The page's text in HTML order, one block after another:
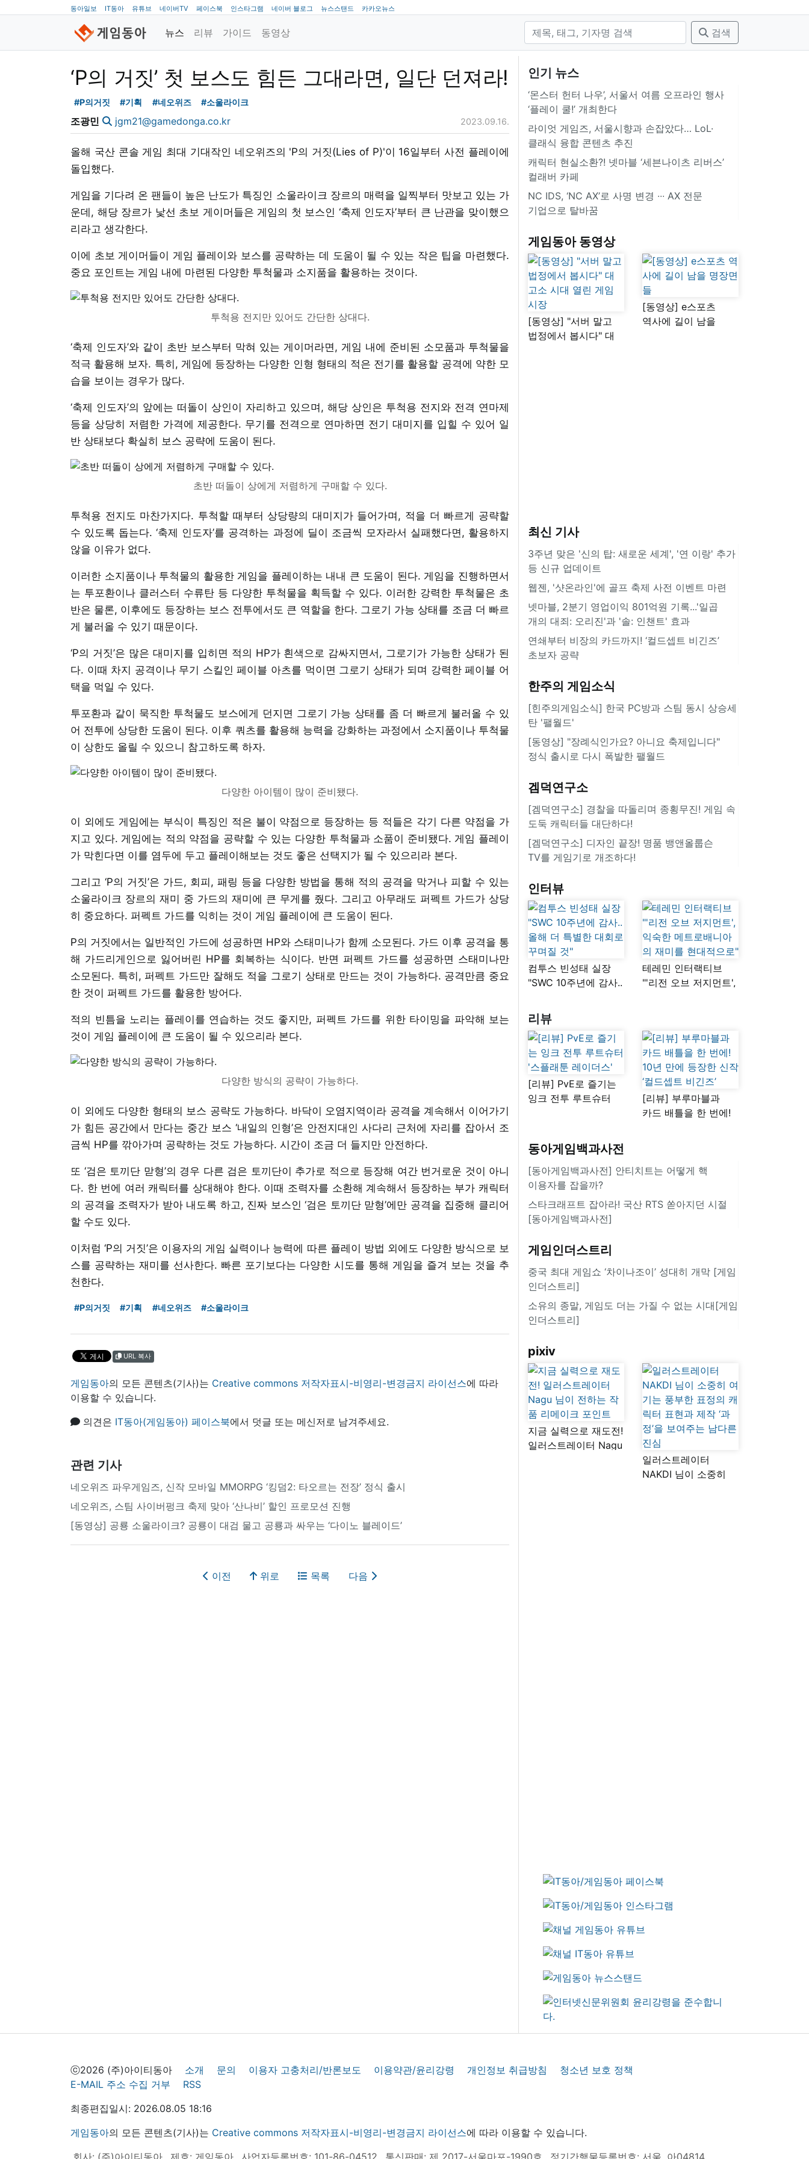
동아일보 IT동아 유튜브 네이버TV 페이스북 인스타그램 네이버 블로그 뉴스스탠드 카카오뉴스
뉴스 리뷰 가이드 동영상 검색
‘P의 거짓’ 첫 보스도 힘든 그대라면, 일단 던져라!
#P의거짓 #기획 #네오위즈 #소울라이크
조광민 jgm21@gamedonga.co.kr 2023.09.16.
올해 국산 콘솔 게임 최대 기대작인 네오위즈의 'P의 거짓(Lies of P)'이 16일부터 사전 플레이에
돌입했다.
게임을 기다려 온 팬들이 높은 난도가 특징인 소울라이크 장르의 매력을 일찍부터 맛보고 있는 가
운데, 해당 장르가 낯선 초보 게이머들은 게임의 첫 보스인 ‘축제 인도자’부터 큰 난관을 맞이했으
리라고 생각한다.
이에 초보 게이머들이 게임 플레이와 보스를 공략하는 데 도움이 될 수 있는 작은 팁을 마련했다.
중요 포인트는 게임 내에 마련된 다양한 투척물과 소지품을 활용하는 것이다.
투척용 전지만 있어도 간단한 상대다.
‘축제 인도자’와 같이 초반 보스부터 막혀 있는 게이머라면, 게임 내에 준비된 소모품과 투척물을
적극 활용해 보자. 특히, 게임에 등장하는 다양한 인형 형태의 적은 전기를 활용할 공격에 약한 모
습을 보이는 경우가 많다.
‘축제 인도자’의 앞에는 떠돌이 상인이 자리하고 있으며, 해당 상인은 투척용 전지와 전격 연마제
등을 상당히 저렴한 가격에 제공한다. 무기를 전격으로 연마하면 전기 대미지를 입힐 수 있어 일
반 상태보다 확실히 보스 공략에 도움이 된다.
초반 떠돌이 상에게 저렴하게 구매할 수 있다.
투척용 전지도 마찬가지다. 투척할 때부터 상당량의 대미지가 들어가며, 적을 더 빠르게 공략할
수 있도록 돕는다. ‘축제 인도자’를 공격하는 과정에 딜이 조금씩 모자라서 실패했다면, 활용하지
않을 이유가 없다.
이러한 소지품이나 투척물의 활용한 게임을 플레이하는 내내 큰 도움이 된다. 게임을 진행하면서
는 투포환이나 클러스터 수류탄 등 다양한 투척물을 획득할 수 있다. 이러한 강력한 투척물은 초
반은 물론, 이후에도 등장하는 보스 전투에서도 큰 역할을 한다. 그로기 가능 상태를 조금 더 빠르
게 불러올 수 있기 때문이다.
‘P의 거짓’은 많은 대미지를 입히면 적의 HP가 흰색으로 감싸지면서, 그로기가 가능한 상태가 된
다. 이때 차지 공격이나 무기 스킬인 페이블 아츠를 먹이면 그로기 상태가 되며 강력한 페이블 어
택을 먹일 수 있다.
투포환과 같이 묵직한 투척물도 보스에게 던지면 그로기 가능 상태를 좀 더 빠르게 불러올 수 있
어 전투에 상당한 도움이 된다. 이후 쿼츠를 활용해 능력을 강화하는 과정에서 소지품이나 투척물
이 상한도 올릴 수 있으니 참고하도록 하자.
다양한 아이템이 많이 준비됐다.
이 외에도 게임에는 부식이 특징인 적은 불이 약점으로 등장하는 등 적들은 각기 다른 약점을 가
지고 있다. 게임에는 적의 약점을 공략할 수 있는 다양한 투척물과 소품이 준비됐다. 게임 플레이
가 막힌다면 이를 염두에 두고 플레이해보는 것도 좋은 선택지가 될 수 있으리라 본다.
그리고 ‘P의 거짓’은 가드, 회피, 패링 등을 다양한 방법을 통해 적의 공격을 막거나 피할 수 있는
소울라이크 장르의 재미 중 가드의 재미에 큰 무게를 줬다. 그리고 아무래도 퍼펙트 가드가 상당
히 중요하다. 퍼펙트 가드를 익히는 것이 게임 플레이에 큰 도움이 된다.
P의 거짓에서는 일반적인 가드에 성공하면 HP와 스태미나가 함께 소모된다. 가드 이후 공격을 통
해 가드리게인으로 잃어버린 HP를 회복하는 식이다. 반면 퍼펙트 가드를 성공하면 스태미나만
소모된다. 특히, 퍼펙트 가드만 잘해도 적을 그로기 상태로 만드는 것이 가능하다. 공격만큼 중요
한 것이 퍼펙트 가드를 활용한 방어다.
적의 빈틈을 노리는 플레이를 연습하는 것도 좋지만, 퍼펙트 가드를 위한 타이밍을 파악해 보는
것이 게임 플레이에 큰 도움이 될 수 있으리라 본다.
다양한 방식의 공략이 가능하다.
이 외에도 다양한 형태의 보스 공략도 가능하다. 바닥이 오염지역이라 공격을 계속해서 이어가기
가 힘든 공간에서 만다는 중간 보스 ‘내일의 인형’은 안전지대인 사다리 근처에 자리를 잡아서 조
금씩 HP를 깎아가며 공략하는 것도 가능하다. 시간이 조금 더 들지만 안전하다.
또 ‘검은 토끼단 맏형’의 경우 다른 검은 토끼단이 추가로 적으로 등장해 여간 번거로운 것이 아니
다. 한 번에 여러 캐릭터를 상대해야 한다. 이때 조력자를 소환해 계속해서 등장하는 부가 캐릭터
의 공격을 조력자가 받아 내도록 하고, 진짜 보스인 ‘검은 토끼단 맏형’에만 공격을 집중해 클리어
할 수도 있다.
이처럼 ‘P의 거짓’은 이용자의 게임 실력이나 능력에 따른 플레이 방법 외에도 다양한 방식으로 보
스를 공략하는 재미를 선사한다. 빠른 포기보다는 다양한 시도를 통해 게임을 즐겨 보는 것을 추
천한다.
#P의거짓 #기획 #네오위즈 #소울라이크
URL 복사
게임동아의 모든 콘텐츠(기사)는 Creative commons 저작자표시-비영리-변경금지 라이선스에 따라
이용할 수 있습니다.
의견은 IT동아(게임동아) 페이스북에서 덧글 또는 메신저로 남겨주세요.
관련 기사
네오위즈 파우게임즈, 신작 모바일 MMORPG ‘킹덤2: 타오르는 전장’ 정식 출시
네오위즈, 스팀 사이버펑크 축제 맞아 ‘산나비’ 할인 프로모션 진행
[동영상] 공룡 소울라이크? 공룡이 대검 물고 공룡과 싸우는 ‘다이노 블레이드’
이전 위로 목록 다음
인기 뉴스
‘몬스터 헌터 나우’, 서울서 여름 오프라인 행사
‘플레이 쿨!’ 개최한다
라이엇 게임즈, 서울시향과 손잡았다… LoL·
클래식 융합 콘텐츠 추진
캐릭터 현실소환?! 넷마블 ‘세븐나이츠 리버스’
컬래버 카페
NC IDS, ‘NC AX’로 사명 변경 ∙∙∙ AX 전문
기업으로 탈바꿈
게임동아 동영상
[동영상] "서버 말고
법정에서 봅시다" 대
[동영상] e스포츠
역사에 길이 남을
최신 기사
3주년 맞은 '신의 탑: 새로운 세계', '연 이랑' 추가
등 신규 업데이트
웹젠, '샷온라인'에 골프 축제 사전 이벤트 마련
넷마블, 2분기 영업이익 801억원 기록...'일곱
개의 대죄: 오리진'과 '솔: 인챈트' 효과
연쇄부터 비장의 카드까지! ‘컬드셉트 비긴즈’
초보자 공략
한주의 게임소식
[힌주의게임소식] 한국 PC방과 스팀 동시 상승세
탄 '팰월드'
[동영상] "장례식인가요? 아니요 축제입니다"
정식 출시로 다시 폭발한 팰월드
겜덕연구소
[겜덕연구소] 경찰을 따돌리며 종횡무진! 게임 속
도둑 캐릭터들 대단하다!
[겜덕연구소] 디자인 끝장! 명품 뱅앤올룹슨
TV를 게임기로 개조하다!
인터뷰
컴투스 빈성태 실장
"SWC 10주년에 감사..
꾸며질 것"
테레민 인터랙티브
"'리전 오브 저지먼트',
리뷰
[리뷰] PvE로 즐기는
잉크 전투 루트슈터
[리뷰] 부루마블과
카드 배틀을 한 번에!
동아게임백과사전
[동아게임백과사전] 안티치트는 어떻게 핵
이용자를 잡을까?
스타크래프트 잡아라! 국산 RTS 쏟아지던 시절
[동아게임백과사전]
게임인더스트리
중국 최대 게임쇼 ‘차이나조이’ 성대히 개막 [게임
인더스트리]
소유의 종말, 게임도 더는 가질 수 없는 시대[게임
인더스트리]
pixiv
지금 실력으로 재도전!
일러스트레이터 Nagu
일러스트레이터
NAKDI 님이 소중히
ⓒ2026 (주)아이티동아 소개 문의 이용자 고충처리/반론보도 이용약관/윤리강령 개인정보 취급방침
청소년 보호 정책
E-MAIL 주소 수집 거부
RSS
최종편집일시: 2026.08.05 18:16
게임동아의 모든 콘텐츠(기사)는 Creative commons 저작자표시-비영리-변경금지 라이선스에 따라 이용할 수 있습니다.
회사: (주)아이티동아
제호: 게임동아 사업자등록번호: 101-86-04512 통신판매: 제 2017-서울마포-1990호 정기간행물등록번호: 서울, 아04814